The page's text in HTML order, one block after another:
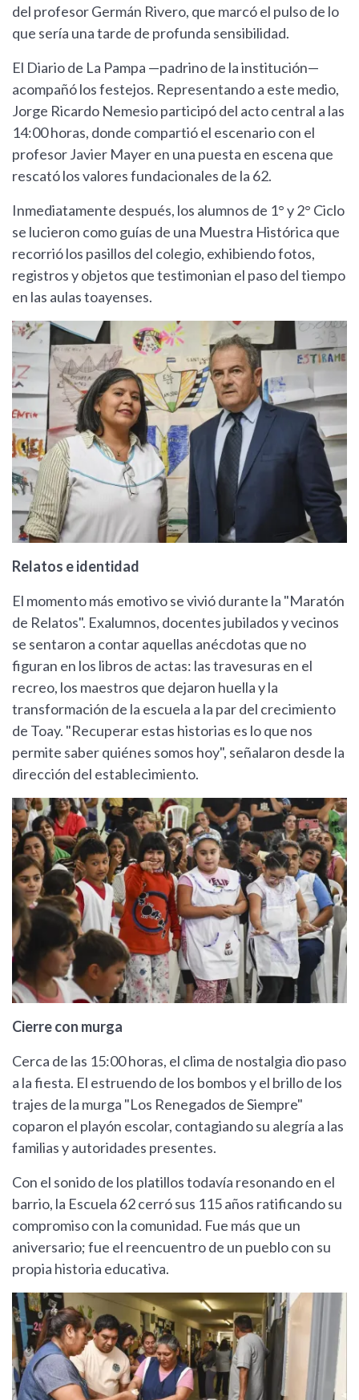
del profesor Germán Rivero, que marcó el pulso de lo
que sería una tarde de profunda sensibilidad.
El Diario de La Pampa —padrino de la institución—
acompañó los festejos. Representando a este medio,
Jorge Ricardo Nemesio participó del acto central a las
14:00 horas, donde compartió el escenario con el
profesor Javier Mayer en una puesta en escena que
rescató los valores fundacionales de la 62.
Inmediatamente después, los alumnos de 1° y 2° Ciclo
se lucieron como guías de una Muestra Histórica que
recorrió los pasillos del colegio, exhibiendo fotos,
registros y objetos que testimonian el paso del tiempo
en las aulas toayenses.
Relatos e identidad
El momento más emotivo se vivió durante la "Maratón
de Relatos". Exalumnos, docentes jubilados y vecinos
se sentaron a contar aquellas anécdotas que no
figuran en los libros de actas: las travesuras en el
recreo, los maestros que dejaron huella y la
transformación de la escuela a la par del crecimiento
de Toay. "Recuperar estas historias es lo que nos
permite saber quiénes somos hoy", señalaron desde la
dirección del establecimiento.
Cierre con murga
Cerca de las 15:00 horas, el clima de nostalgia dio paso
a la fiesta. El estruendo de los bombos y el brillo de los
trajes de la murga "Los Renegados de Siempre"
coparon el playón escolar, contagiando su alegría a las
familias y autoridades presentes.
Con el sonido de los platillos todavía resonando en el
barrio, la Escuela 62 cerró sus 115 años ratificando su
compromiso con la comunidad. Fue más que un
aniversario; fue el reencuentro de un pueblo con su
propia historia educativa.